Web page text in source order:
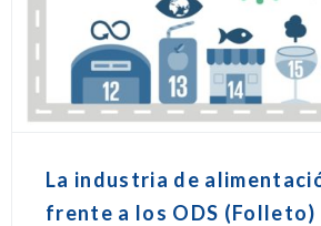
La industria de
frente a los ODS (Folleto)